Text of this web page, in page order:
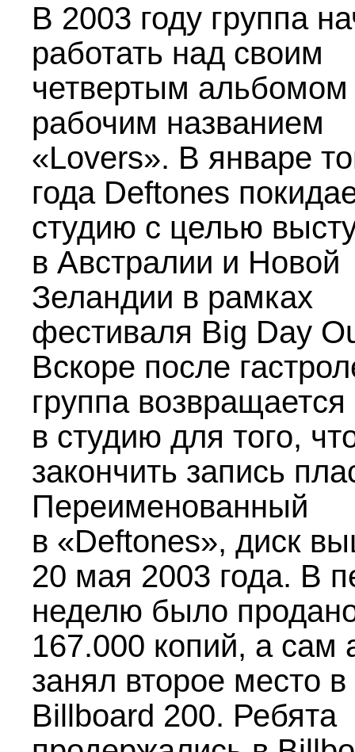
В 2003 году группа
работать над своим
четвертым альбомом
рабочим названием
«Lovers». В январе
года Deftones
студию с целью
в Австралии и Новой
Зеландии в рамках
фестиваля Big Day
Вскоре после
группа возвращается
в студию для того,
закончить запись
Переименованный
в «Deftones», диск
20 мая 2003 года. В
неделю было
167.000 копий, а сам
занял второе место в
Billboard 200. Ребята